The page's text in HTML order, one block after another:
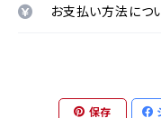
お支払い方法につ
保存